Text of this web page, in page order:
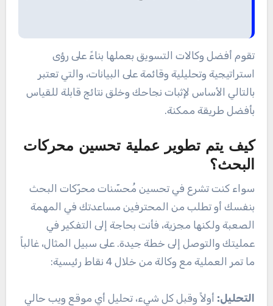
تقوم أفضل وكالات التسويق بعملها بناءً على رؤى
استراتيجية وتحليلية وقائمة على البيانات، والتي تعتبر
بالتالي الأساس لإثبات نجاحك وخلق نتائج قابلة للقياس
بأفضل طريقة ممكنة.
كيف يتم تطوير عملية تحسين محركات
البحث؟
سواء كنت تشرع في تحسين مُحسّنات محرّكات البحث
بنفسك أو تطلب من المحترفين مساعدتك في المهمة
الصعبة ولكنها مجزية، فأنت بحاجة إلى التفكير في
عمليتك والتوصل إلى خطة جيدة. على سبيل المثال، غالباً
ما تمر العملية مع وكالة من خلال 4 نقاط رئيسية:
التحليل: أولاً وقبل كل شيء، تحليل أي موقع ويب حالي